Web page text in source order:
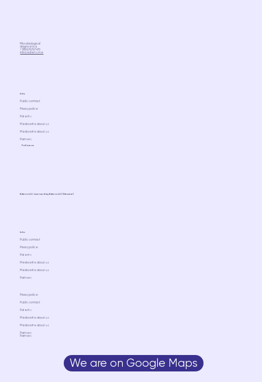
Microbiological
diagnostics
+380676767470
info@ediens.me
Privacy police
Public contract
Patents
Media write about us
Media write about us
Partners
Partners
Info
Privacy police
Public contract
Patents
Media write about us
Media write about us
Partners
Info
Privacy police
Public contract
Patents
Media write about us
Media write about us
Partners
Follow us
Media write about us
We are on Google Maps
Ediens LLC. Licensed by Ediens LLC (Ukraine)